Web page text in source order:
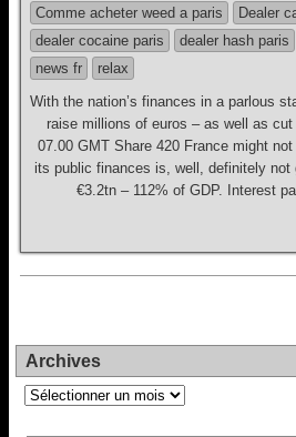
Comme acheter weed a paris
Dealer
dealer cocaine paris
dealer hash paris
news fr
relax
With the nation’s finances in a parlous
raise millions of euros – as well as
07.00 GMT Share 420 France might
its public finances is, well, definitely not
€3.2tn – 112% of GDP. Interest
Archives
Archives